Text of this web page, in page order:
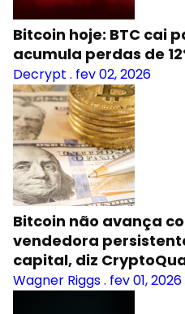
Bitcoin hoje: BTC cai
acumula perdas de
Decrypt . fev 02, 2026
Bitcoin não avança
vendedora
capital, diz
Wagner Riggs. fev 01, 2026